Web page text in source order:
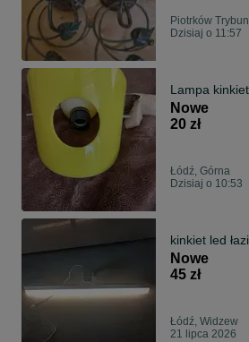
Piotrków
Dzisiaj o 11:57
Lampa
Nowe
20 zł
Łódź, Górna
Dzisiaj o 10:53
kinkiet led
Nowe
45 zł
Łódź, Widzew
21 lipca 2026